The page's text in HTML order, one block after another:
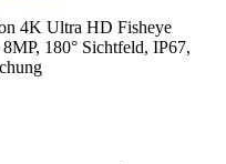
4K Ultra HD Fisheye
180° Sichtfeld, IP67,